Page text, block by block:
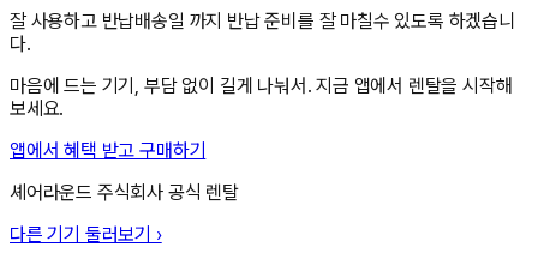
잘 사용하고 반납배송일 까지 반납 준비를 잘 마칠수 있도록 하겠습니
다.
마음에 드는 기기, 부담 없이 길게 나눠서. 지금 앱에서 렌탈을 시작해
보세요.
앱에서 혜택 받고 구매하기
셰어라운드 주식회사 공식 렌탈
다른 기기 둘러보기 ›